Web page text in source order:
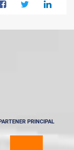
PRINCIPAL